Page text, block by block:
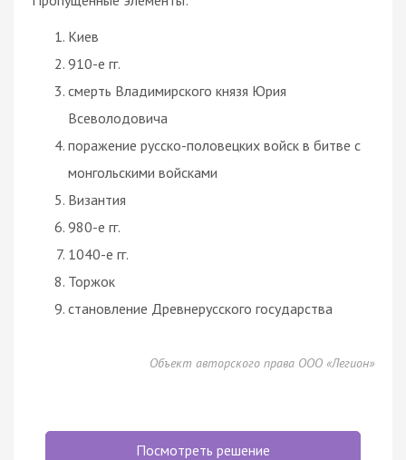
Киев
910-е гг.
смерть Владимирского князя Юрия
Всеволодовича
поражение русско-половецких войск в битве с
монгольскими войсками
Византия
980-е гг.
1040-е гг.
Торжок
становление Древнерусского государства
Объект авторского права ООО «Легион»
Посмотреть решение